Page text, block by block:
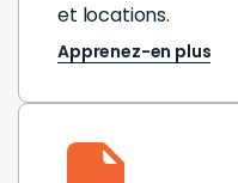
et locations.
Apprenez-en plus